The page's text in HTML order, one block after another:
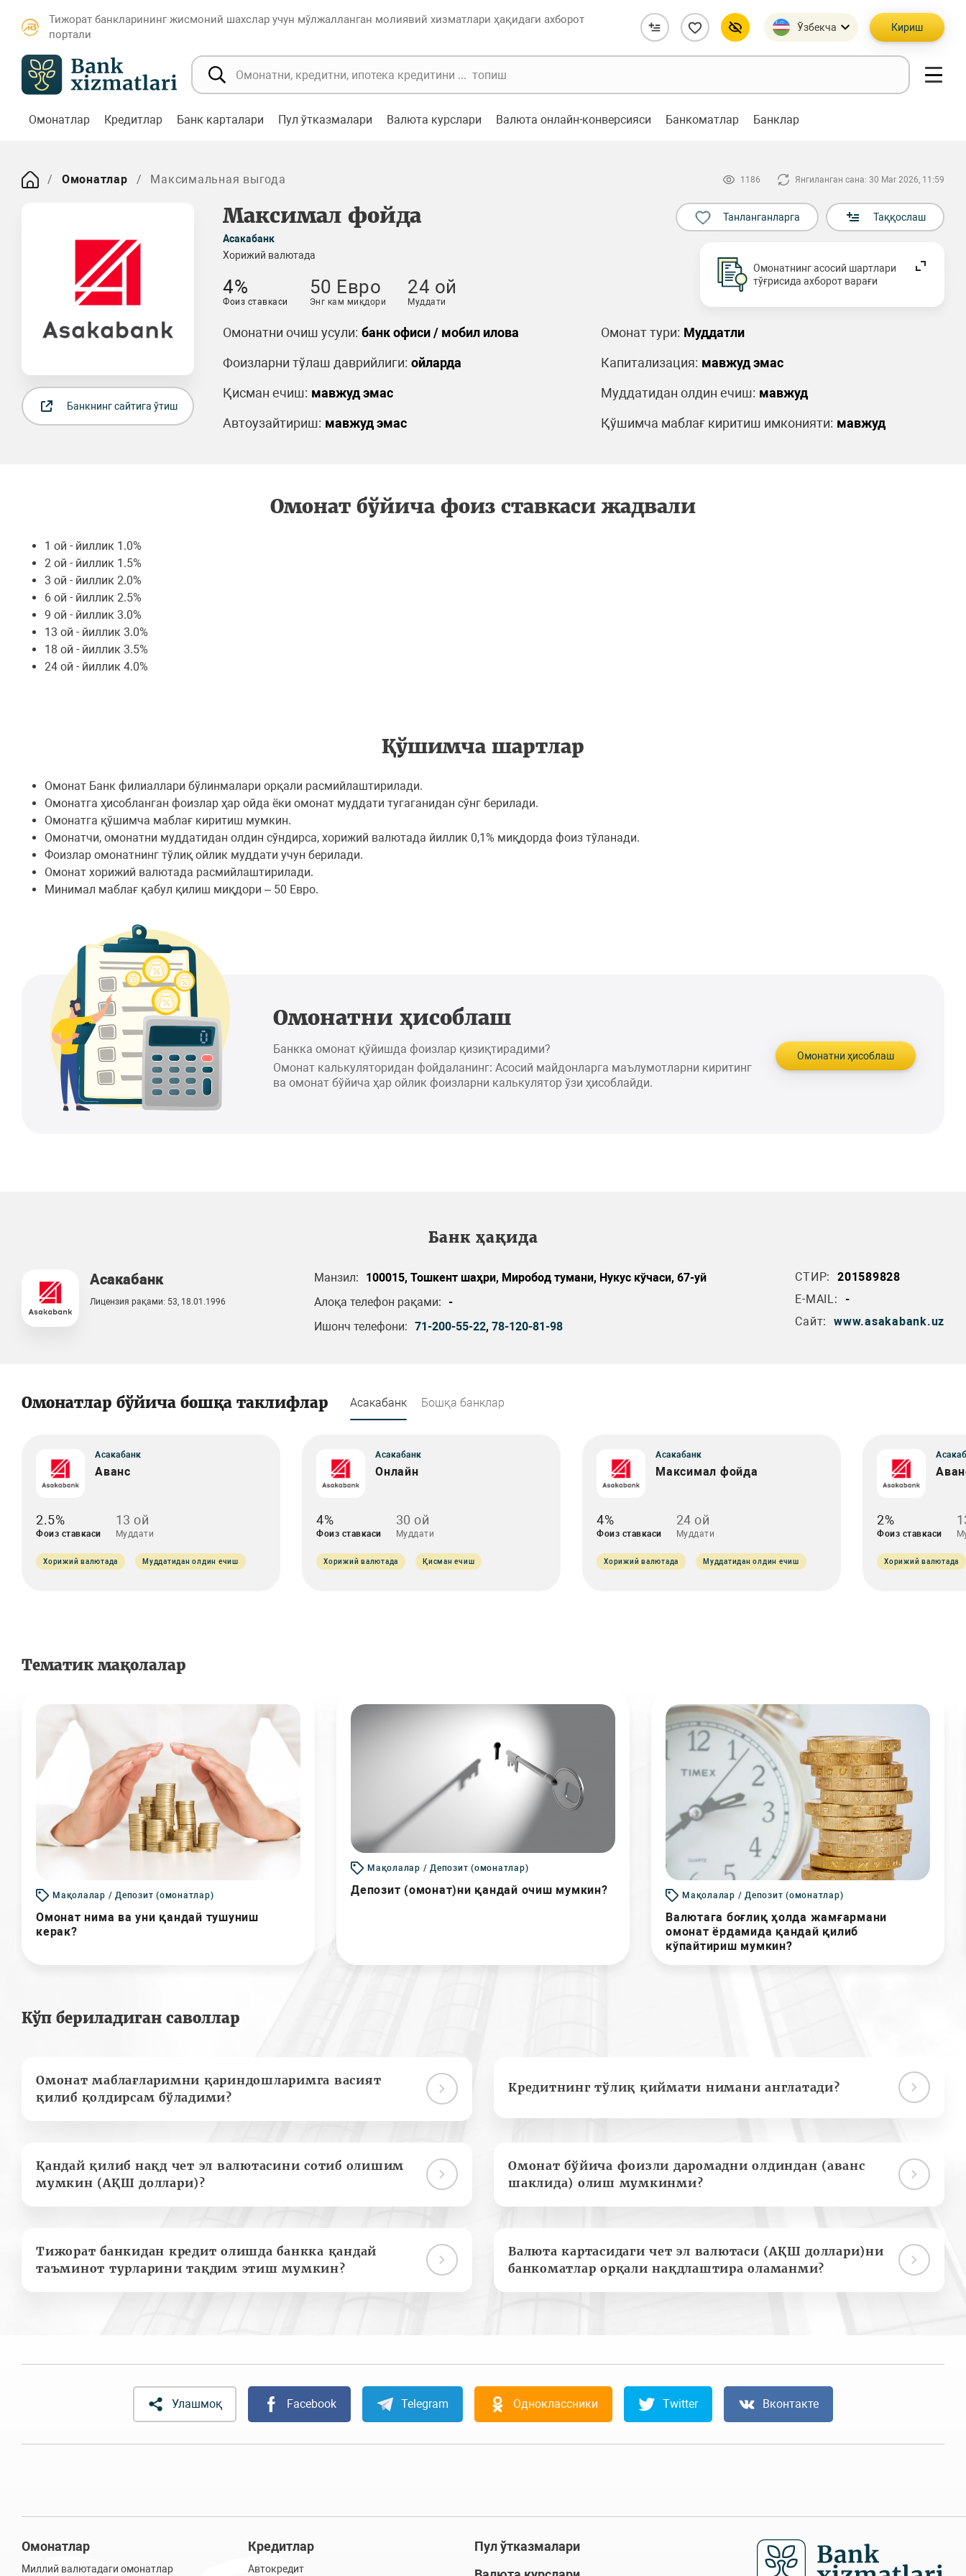
Тижорат банкларининг жисмоний шахслар учун мўлжалланган молиявий хизматлари ҳақидаги ахборот
портали
Ўзбекча Кириш
Омонатлар Кредитлар Банк карталари Пул ўтказмалари Валюта курслари Валюта онлайн-конверсияси Банкоматлар Банклар
Омонатлар Максимальная выгода 1186 Янгиланган сана: 30 Mar 2026, 11:59
Максимал фойда
Асакабанк
Хорижий валютада
Танланганларга Таққослаш
Банкнинг сайтига ўтиш
4%
Фоиз ставкаси
50 Евро
Энг кам миқдори
24 ой
Муддати
Омонатни очиш усули: банк офиси / мобил илова Омонат тури: Муддатли
Фоизларни тўлаш даврийлиги: ойларда Капитализация: мавжуд эмас
Қисман ечиш: мавжуд эмас Муддатидан олдин ечиш: мавжуд
Автоузайтириш: мавжуд эмас Қўшимча маблағ киритиш имконияти: мавжуд
Омонатнинг асосий шартлари
тўғрисида ахборот варағи
Омонат бўйича фоиз ставкаси жадвали
1 ой - йиллик 1.0%
2 ой - йиллик 1.5%
3 ой - йиллик 2.0%
6 ой - йиллик 2.5%
9 ой - йиллик 3.0%
13 ой - йиллик 3.0%
18 ой - йиллик 3.5%
24 ой - йиллик 4.0%
Қўшимча шартлар
Омонат Банк филиаллари бўлинмалари орқали расмийлаштирилади.
Омонатга ҳисобланган фоизлар ҳар ойда ёки омонат муддати тугаганидан сўнг берилади.
Омонатга қўшимча маблағ киритиш мумкин.
Омонатчи, омонатни муддатидан олдин сўндирса, хорижий валютада йиллик 0,1% миқдорда фоиз тўланади.
Фоизлар омонатнинг тўлиқ ойлик муддати учун берилади.
Омонат хорижий валютада расмийлаштирилади.
Минимал маблағ қабул қилиш миқдори – 50 Евро.
Омонатни ҳисоблаш
Банкка омонат қўйишда фоизлар қизиқтирадими?
Омонат калькуляторидан фойдаланинг: Асосий майдонларга маълумотларни киритинг
ва омонат бўйича ҳар ойлик фоизларни калькулятор ўзи ҳисоблайди.
Омонатни ҳисоблаш
Банк ҳақида
Асакабанк
Лицензия рақами: 53, 18.01.1996
Манзил:
100015, Тошкент шаҳри, Миробод тумани, Нукус кўчаси, 67-уй
Алоқа телефон рақами: -
Ишонч телефони: 71-200-55-22,78-120-81-98
СТИР:
201589828
E-MAIL:
-
Сайт:
www.asakabank.uz
Омонатлар бўйича бошқа таклифлар Асакабанк Бошқа банклар
Асакабанк
Аванс
2.5%
Фоиз ставкаси
13 ой
Муддати
Хорижий валютада Муддатидан олдин ечиш
Асакабанк
Онлайн
4%
Фоиз ставкаси
30 ой
Муддати
Хорижий валютада Қисман ечиш
Асакабанк
Максимал фойда
4%
Фоиз ставкаси
24 ой
Муддати
Хорижий валютада Муддатидан олдин ечиш
2%
Фоиз ставкаси
Хорижий валютада
Тематик мақолалар
Мақолалар / Депозит (омонатлар)
Омонат нима ва уни қандай тушуниш
керак?
Мақолалар / Депозит (омонатлар)
Депозит (омонат)ни қандай очиш мумкин? Мақолалар / Депозит (омонатлар)
Валютага боғлиқ ҳолда жамғармани
омонат ёрдамида қандай қилиб
кўпайтириш мумкин?
Кўп бериладиган саволлар
Омонат маблағларимни қариндошларимга васият
қилиб қолдирсам бўладими?
Кредитнинг тўлиқ қиймати нимани англатади?
Қандай қилиб нақд чет эл валютасини сотиб олишим
мумкин (АҚШ доллари)?
Омонат бўйича фоизли даромадни олдиндан (аванс
шаклида) олиш мумкинми?
Тижорат банкидан кредит олишда банкка қандай
таъминот турларини тақдим этиш мумкин?
Валюта картасидаги чет эл валютаси (АҚШ доллари)ни
банкоматлар орқали нақдлаштира оламанми?
Улашмоқ Facebook Telegram Одноклассники Twitter Вконтакте
Омонатлар
Миллий валютадаги омонатлар
Кредитлар
Автокредит
Пул ўтказмалари